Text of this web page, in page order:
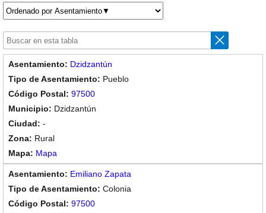
Dzidzantún
Pueblo
97500
Dzidzantún
-
Rural
Mapa
Emiliano Zapata
Colonia
97500